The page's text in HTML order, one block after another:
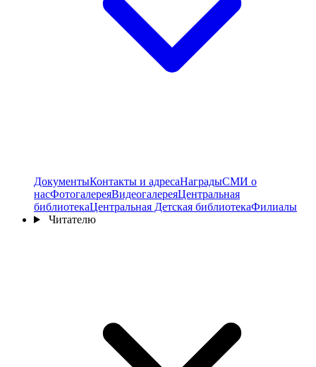
ДокументыКонтакты и адресаНаградыСМИ о
насФотогалереяВидеогалереяЦентральная
библиотекаЦентральная Детская библиотекаФилиалы
Читателю